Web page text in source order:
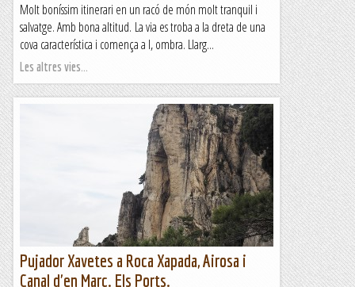
Molt boníssim itinerari en un racó de món molt tranquil i
salvatge. Amb bona altitud. La via es troba a la dreta de una
cova característica i comença a l, ombra. Llarg...
Les altres vies...
Pujador Xavetes a Roca Xapada, Airosa i
Canal d'en Marc. Els Ports.